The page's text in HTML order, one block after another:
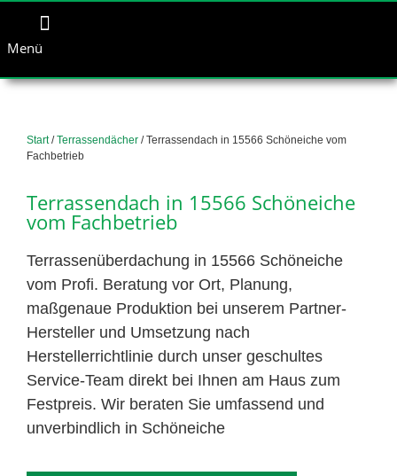
Menü
Start/Terrassendächer / Terrassendach in 15566 Schöneiche vom
Fachbetrieb
Terrassendach in 15566 Schöneiche
vom Fachbetrieb
Terrassenüberdachung in 15566 Schöneiche
vom Profi. Beratung vor Ort, Planung,
maßgenaue Produktion bei unserem Partner-
Hersteller und Umsetzung nach
Herstellerrichtlinie durch unser geschultes
Service-Team direkt bei Ihnen am Haus zum
Festpreis. Wir beraten Sie umfassend und
unverbindlich in Schöneiche